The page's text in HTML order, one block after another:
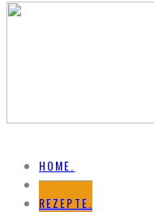
HOME.
NEWS.
REZEPTE.